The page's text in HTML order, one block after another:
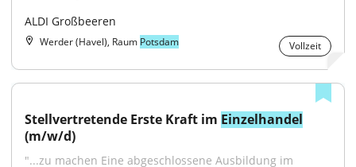
ALDI Großbeeren
Werder (Havel), Raum Potsdam Vollzeit
Stellvertretende Erste Kraft im Einzelhandel
(m/w/d)